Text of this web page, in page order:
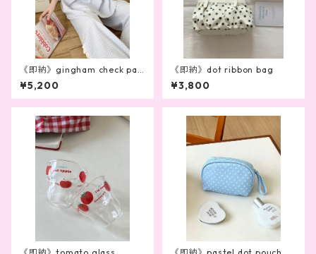
《即納》gingham check paj
amas
¥5,200
《即納》dot ribbon bag
¥3,800